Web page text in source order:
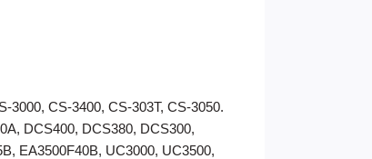
3000, CS-3400, CS-303T, CS-3050.
DCS400, DCS380, DCS300,
EA3500F40B, UC3000, UC3500,